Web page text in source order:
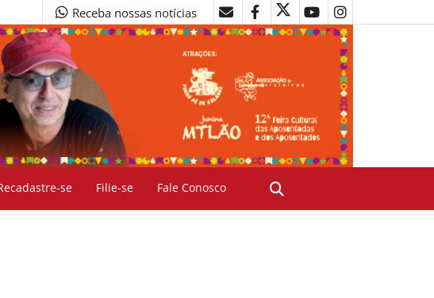
Receba nossas notícias
se Filie-se Fale Conosco